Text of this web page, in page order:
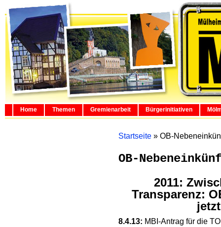
Home Themen Gremienarbeit Bürgerinitiativen
Startseite » OB-
OB-
2011:
Transparenz:
8.4.13: MBI-Antrag für die